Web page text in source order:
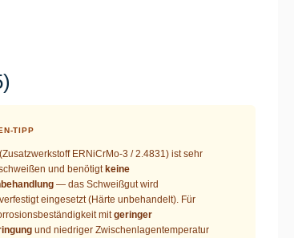
TIPP
ERNiCrMo-3 / 2.4831) ist sehr
und benötigtkeine
— das Schweißgut wird
eingesetzt (Härte unbehandelt). Für
mitgeringer
und niedriger Zwischenlagentemperatur